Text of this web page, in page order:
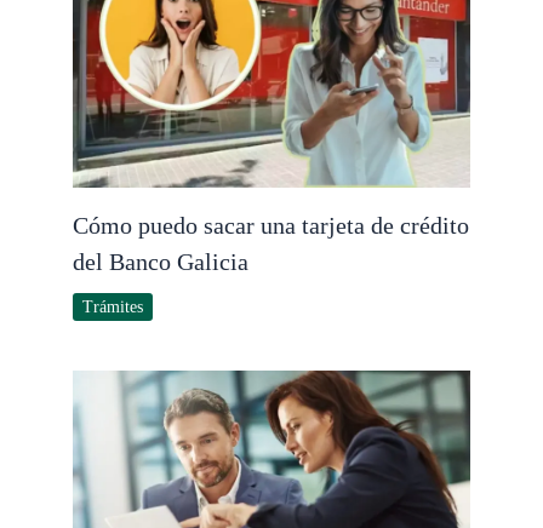
Cómo puedo sacar una tarjeta de crédito
del Banco Galicia
Trámites